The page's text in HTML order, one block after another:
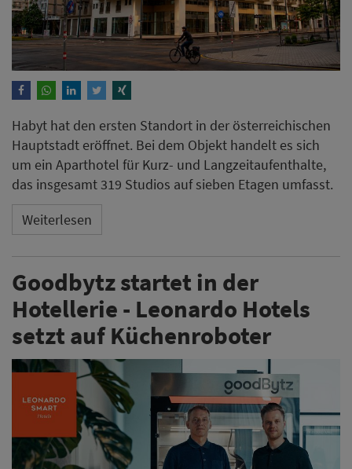
Habyt hat den ersten Standort in der österreichischen
Hauptstadt eröffnet. Bei dem Objekt handelt es sich
um ein Aparthotel für Kurz- und Langzeitaufenthalte,
das insgesamt 319 Studios auf sieben Etagen umfasst.
Weiterlesen
Goodbytz startet in der
Hotellerie - Leonardo Hotels
setzt auf Küchenroboter